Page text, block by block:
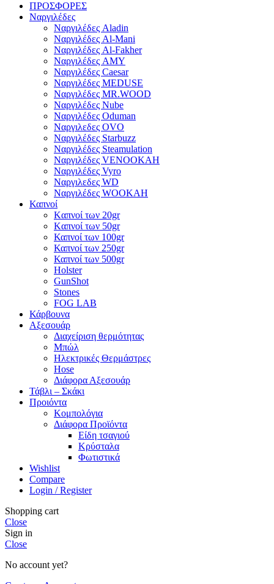
ΠΡΟΣΦΟΡΕΣ
Ναργιλέδες
Ναργιλέδες Aladin
Ναργιλέδες Al-Mani
Ναργιλέδες Al-Fakher
Ναργιλέδες AΜΥ
Ναργιλέδες Caesar
Ναργιλέδες MEDUSE
Ναργιλέδες MR.WOOD
Ναργιλέδες Nube
Ναργιλέδες Oduman
Ναργιλεδες OVO
Ναργιλέδες Starbuzz
Ναργιλέδες Steamulation
Ναργιλέδες VENOOKAH
Ναργιλέδες Vyro
Ναργιλεδες WD
Ναργιλέδες WOOKAH
Καπνοί
Kαπνοί των 20gr
Kαπνοί των 50gr
Καπνοί των 100gr
Καπνοί των 250gr
Καπνοί των 500gr
Holster
GunShot
Stones
FOG LAB
Κάρβουνα
Αξεσουάρ
Διαχείριση θερμότητας
Μπώλ
Ηλεκτρικές Θερμάστρες
Hose
Διάφορα Αξεσουάρ
Τάβλι – Σκάκι
Προιόντα
Κομπολόγια
Διάφορα Προϊόντα
Είδη τσαγιού
Κρύσταλα
Φωτιστικά
Wishlist
Compare
Login / Register
Shopping cart
Close
Sign in
Close
No account yet?